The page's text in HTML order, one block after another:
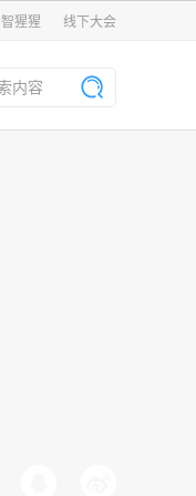
智猩猩 线下大会